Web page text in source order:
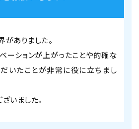
ありました。
ーションが上がったことや的確な
いたことが非常に役に立ちまし
いました。